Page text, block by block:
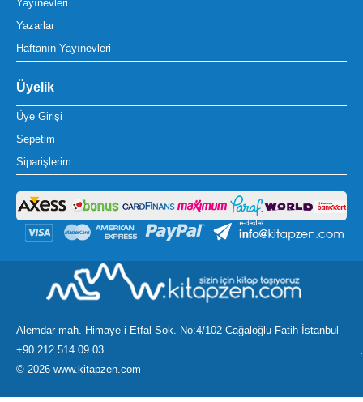
Yayınevleri
Yazarlar
Haftanın Yayınevleri
Üyelik
Üye Girişi
Sepetim
Siparişlerim
Alemdar mah. Himaye-i Etfal Sok. No:4/102 Cağaloğlu-Fatih-İstanbul
+90 212 514 09 03
© 2026 www.kitapzen.com